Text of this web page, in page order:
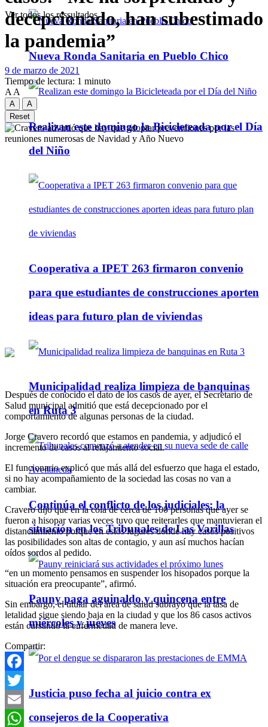
Nueva Ronda Sanitaria en Pueblo Chico
Realizan este domingo la Bicicleteada por el Día
del Niño
Cooperativa a IPET 263 firmaron convenio
para que estudiantes de construcciones aporten
ideas para futuro plan de viviendas
Municipalidad realiza limpieza de banquinas
en Ruta 3
Continúa el conflicto de los judiciales: la
situación en los Tribunales de Las Varillas
Pauny paga aguinaldo y quincena entre
miércoles y jueves
Justicia puso fecha al juicio contra ex
consejeros de la Cooperativa
Ver todos los ressultados
decepcionado, han subestimado
la pandemia”
9 de marzo de 2021
Tiempo de lectura: 1 minuto
A A
A
A
Reset
Después de conocido el dato de los casos de ayer, el Secretario de
Salud municipal admitió que está decepcionado por el
comportamiento de algunas personas de la ciudad.
Jorge Cravero recordó que estamos en pandemia, y adjudicó el
incremento de casos al relajamiento social.
El funcionario explicó que más allá del esfuerzo que haga el estado,
si no hay acompañamiento de la sociedad las cosas no van a
cambiar.
Cravero dijo que en la cola de cerca de 100 personas que ayer se
fueron a hisopar varias veces tuvo que reiterarles que mantuvieran el
distanciamiento porque en estos lugares donde hay casos positivos
las posibilidades son altas de contagio, y aun así muchos hacían
oídos sordos al pedido.
“en un momento pensamos en suspender los hisopados porque la
situación era preocupante”, afirmó.
Sin embargo, el titular del área de salud subrayó que la tasa de
letalidad sigue siendo baja en la ciudad y que los 86 casos activos
están cursando la enfermedad de manera leve.
Compartir:
Facebook
Twitter
Email